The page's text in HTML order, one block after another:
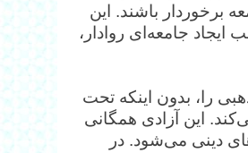
برخوردار باشند. این
جامعه‌ای روادار،
را، بدون اینکه تحت
این آزادی همگانی
دینی می‌شود. در